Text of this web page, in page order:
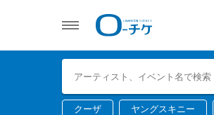
クーザ ヤングスキニー